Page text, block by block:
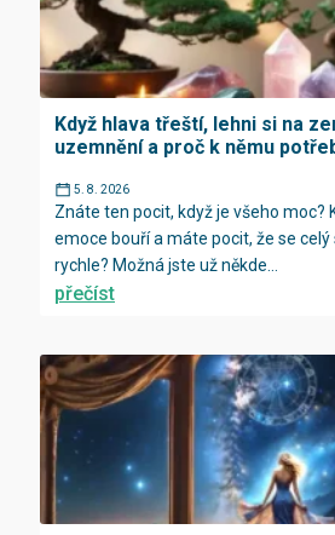
Když hlava třeští, lehni si na
uzemnění a proč k němu
5. 8. 2026
Znáte ten pocit, když je všeho moc?
emoce bouří a máte pocit, že se celý
rychle? Možná jste už někde...
přečíst